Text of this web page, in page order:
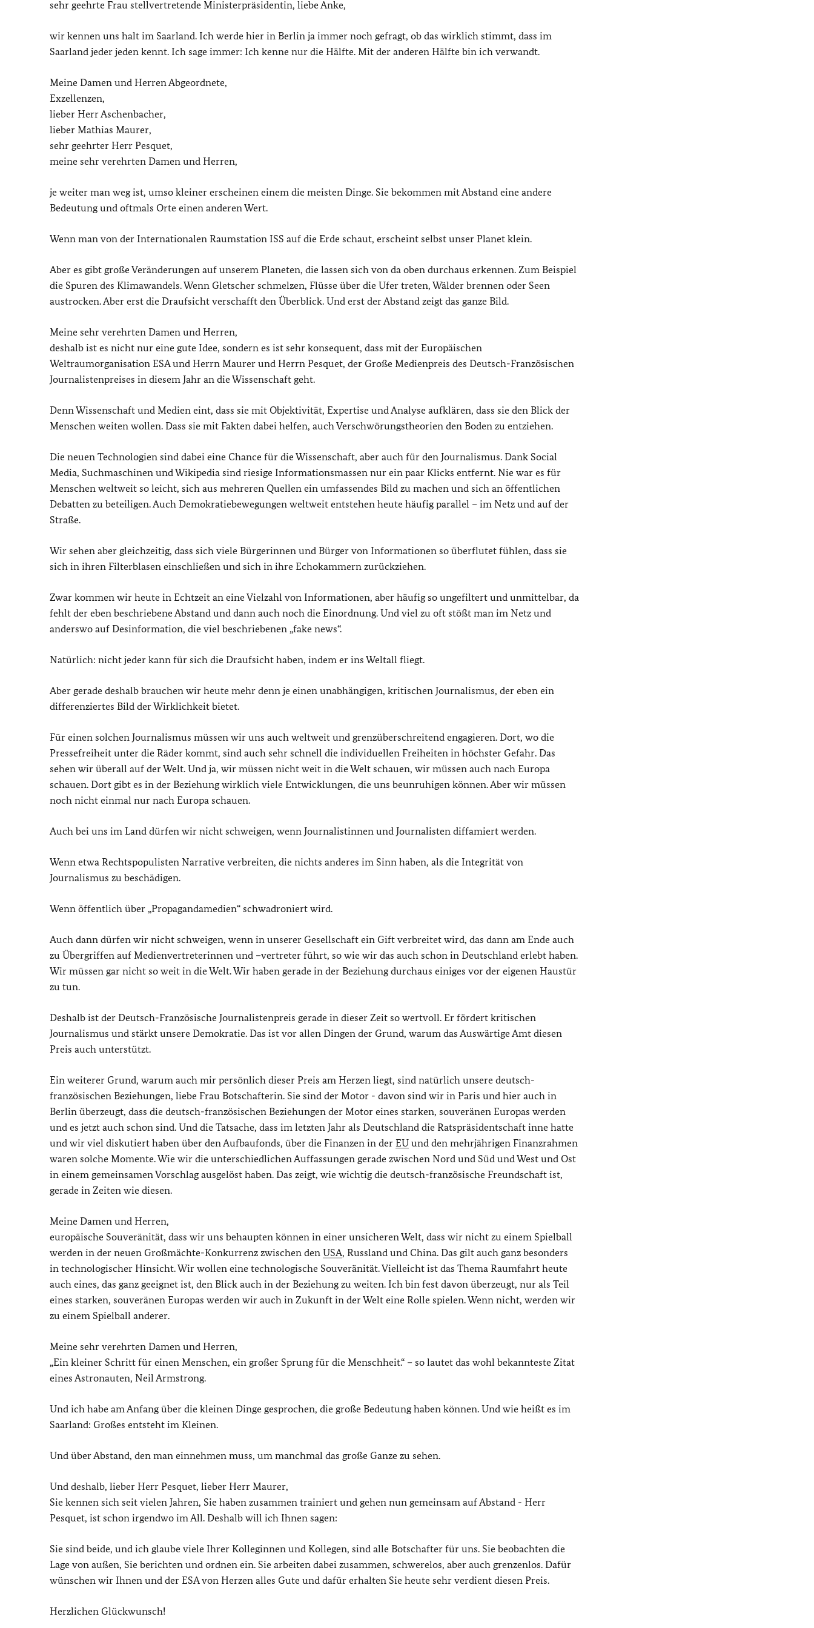
sehr geehrte Frau stellvertretende Ministerpräsidentin, liebe Anke,
wir kennen uns halt im Saarland. Ich werde hier in Berlin ja immer noch gefragt, ob das wirklich stimmt, dass im
Saarland jeder jeden kennt. Ich sage immer: Ich kenne nur die Hälfte. Mit der anderen Hälfte bin ich verwandt.
Meine Damen und Herren Abgeordnete,
Exzellenzen,
lieber Herr Aschenbacher,
lieber Mathias Maurer,
sehr geehrter Herr Pesquet,
meine sehr verehrten Damen und Herren,
je weiter man weg ist, umso kleiner erscheinen einem die meisten Dinge. Sie bekommen mit Abstand eine andere
Bedeutung und oftmals Orte einen anderen Wert.
Wenn man von der Internationalen Raumstation ISS auf die Erde schaut, erscheint selbst unser Planet klein.
Aber es gibt große Veränderungen auf unserem Planeten, die lassen sich von da oben durchaus erkennen. Zum Beispiel
die Spuren des Klimawandels. Wenn Gletscher schmelzen, Flüsse über die Ufer treten, Wälder brennen oder Seen
austrocken. Aber erst die Draufsicht verschafft den Überblick. Und erst der Abstand zeigt das ganze Bild.
Meine sehr verehrten Damen und Herren,
deshalb ist es nicht nur eine gute Idee, sondern es ist sehr konsequent, dass mit der Europäischen
Weltraumorganisation ESA und Herrn Maurer und Herrn Pesquet, der Große Medienpreis des Deutsch-Französischen
Journalistenpreises in diesem Jahr an die Wissenschaft geht.
Denn Wissenschaft und Medien eint, dass sie mit Objektivität, Expertise und Analyse aufklären, dass sie den Blick der
Menschen weiten wollen. Dass sie mit Fakten dabei helfen, auch Verschwörungstheorien den Boden zu entziehen.
Die neuen Technologien sind dabei eine Chance für die Wissenschaft, aber auch für den Journalismus. Dank Social
Media, Suchmaschinen und Wikipedia sind riesige Informationsmassen nur ein paar Klicks entfernt. Nie war es für
Menschen weltweit so leicht, sich aus mehreren Quellen ein umfassendes Bild zu machen und sich an öffentlichen
Debatten zu beteiligen. Auch Demokratiebewegungen weltweit entstehen heute häufig parallel – im Netz und auf der
Straße.
Wir sehen aber gleichzeitig, dass sich viele Bürgerinnen und Bürger von Informationen so überflutet fühlen, dass sie
sich in ihren Filterblasen einschließen und sich in ihre Echokammern zurückziehen.
Zwar kommen wir heute in Echtzeit an eine Vielzahl von Informationen, aber häufig so ungefiltert und unmittelbar, da
fehlt der eben beschriebene Abstand und dann auch noch die Einordnung. Und viel zu oft stößt man im Netz und
anderswo auf Desinformation, die viel beschriebenen „fake news“.
Natürlich: nicht jeder kann für sich die Draufsicht haben, indem er ins Weltall fliegt.
Aber gerade deshalb brauchen wir heute mehr denn je einen unabhängigen, kritischen Journalismus, der eben ein
differenziertes Bild der Wirklichkeit bietet.
Für einen solchen Journalismus müssen wir uns auch weltweit und grenzüberschreitend engagieren. Dort, wo die
Pressefreiheit unter die Räder kommt, sind auch sehr schnell die individuellen Freiheiten in höchster Gefahr. Das
sehen wir überall auf der Welt. Und ja, wir müssen nicht weit in die Welt schauen, wir müssen auch nach Europa
schauen. Dort gibt es in der Beziehung wirklich viele Entwicklungen, die uns beunruhigen können. Aber wir müssen
noch nicht einmal nur nach Europa schauen.
Auch bei uns im Land dürfen wir nicht schweigen, wenn Journalistinnen und Journalisten diffamiert werden.
Wenn etwa Rechtspopulisten Narrative verbreiten, die nichts anderes im Sinn haben, als die Integrität von
Journalismus zu beschädigen.
Wenn öffentlich über „Propagandamedien“ schwadroniert wird.
Auch dann dürfen wir nicht schweigen, wenn in unserer Gesellschaft ein Gift verbreitet wird, das dann am Ende auch
zu Übergriffen auf Medienvertreterinnen und –vertreter führt, so wie wir das auch schon in Deutschland erlebt haben.
Wir müssen gar nicht so weit in die Welt. Wir haben gerade in der Beziehung durchaus einiges vor der eigenen Haustür
zu tun.
Deshalb ist der Deutsch-Französische Journalistenpreis gerade in dieser Zeit so wertvoll. Er fördert kritischen
Journalismus und stärkt unsere Demokratie. Das ist vor allen Dingen der Grund, warum das Auswärtige Amt diesen
Preis auch unterstützt.
Ein weiterer Grund, warum auch mir persönlich dieser Preis am Herzen liegt, sind natürlich unsere deutsch-
französischen Beziehungen, liebe Frau Botschafterin. Sie sind der Motor - davon sind wir in Paris und hier auch in
Berlin überzeugt, dass die deutsch-französischen Beziehungen der Motor eines starken, souveränen Europas werden
und es jetzt auch schon sind. Und die Tatsache, dass im letzten Jahr als Deutschland die Ratspräsidentschaft inne hatte
und wir viel diskutiert haben über den Aufbaufonds, über die Finanzen in der EU und den mehrjährigen Finanzrahmen
waren solche Momente. Wie wir die unterschiedlichen Auffassungen gerade zwischen Nord und Süd und West und Ost
in einem gemeinsamen Vorschlag ausgelöst haben. Das zeigt, wie wichtig die deutsch-französische Freundschaft ist,
gerade in Zeiten wie diesen.
Meine Damen und Herren,
europäische Souveränität, dass wir uns behaupten können in einer unsicheren Welt, dass wir nicht zu einem Spielball
werden in der neuen Großmächte-Konkurrenz zwischen den USA, Russland und China. Das gilt auch ganz besonders
in technologischer Hinsicht. Wir wollen eine technologische Souveränität. Vielleicht ist das Thema Raumfahrt heute
auch eines, das ganz geeignet ist, den Blick auch in der Beziehung zu weiten. Ich bin fest davon überzeugt, nur als Teil
eines starken, souveränen Europas werden wir auch in Zukunft in der Welt eine Rolle spielen. Wenn nicht, werden wir
zu einem Spielball anderer.
Meine sehr verehrten Damen und Herren,
„Ein kleiner Schritt für einen Menschen, ein großer Sprung für die Menschheit.“ – so lautet das wohl bekannteste Zitat
eines Astronauten, Neil Armstrong.
Und ich habe am Anfang über die kleinen Dinge gesprochen, die große Bedeutung haben können. Und wie heißt es im
Saarland: Großes entsteht im Kleinen.
Und über Abstand, den man einnehmen muss, um manchmal das große Ganze zu sehen.
Und deshalb, lieber Herr Pesquet, lieber Herr Maurer,
Sie kennen sich seit vielen Jahren, Sie haben zusammen trainiert und gehen nun gemeinsam auf Abstand - Herr
Pesquet, ist schon irgendwo im All. Deshalb will ich Ihnen sagen:
Sie sind beide, und ich glaube viele Ihrer Kolleginnen und Kollegen, sind alle Botschafter für uns. Sie beobachten die
Lage von außen, Sie berichten und ordnen ein. Sie arbeiten dabei zusammen, schwerelos, aber auch grenzenlos. Dafür
wünschen wir Ihnen und der ESA von Herzen alles Gute und dafür erhalten Sie heute sehr verdient diesen Preis.
Herzlichen Glückwunsch!